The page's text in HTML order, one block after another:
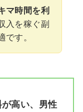
マ時間を利
入を稼ぐ副
です。
高い、男性